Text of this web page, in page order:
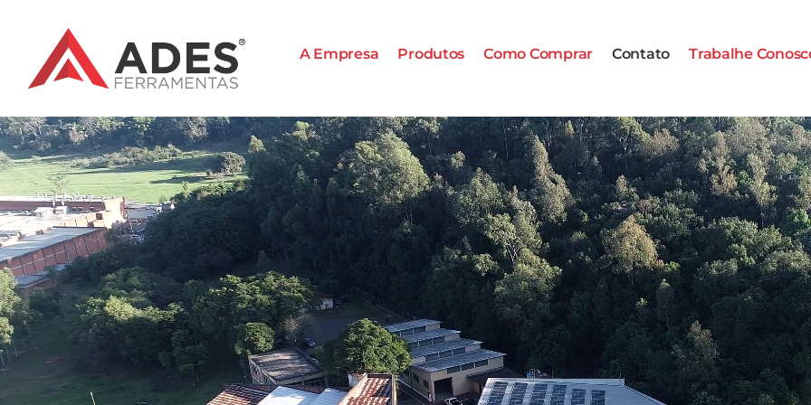
A Empresa Produtos Como Comprar Contato Trabalhe